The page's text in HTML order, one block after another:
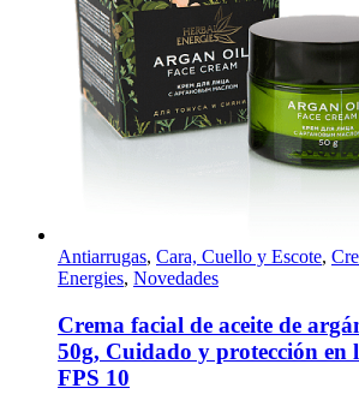
Antiarrugas, Cara, Cuello y Escote,
Energies, Novedades
Crema facial de aceite de
50g, Cuidado y protección en
FPS 10